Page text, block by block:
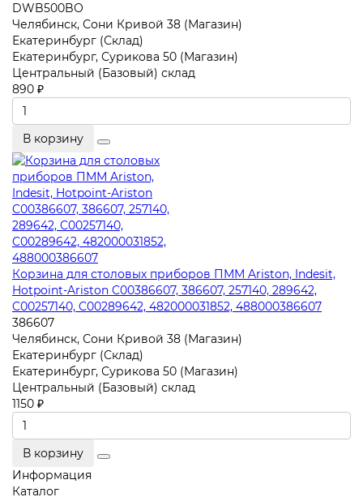
DWB500BO
Челябинск, Сони Кривой 38 (Магазин)
Екатеринбург (Склад)
Екатеринбург, Сурикова 50 (Магазин)
Центральный (Базовый) склад
890 ₽
В корзину
Корзина для столовых приборов ПММ Ariston, Indesit,
Hotpoint-Ariston C00386607, 386607, 257140, 289642,
C00257140, C00289642, 482000031852, 488000386607
386607
Челябинск, Сони Кривой 38 (Магазин)
Екатеринбург (Склад)
Екатеринбург, Сурикова 50 (Магазин)
Центральный (Базовый) склад
1150 ₽
В корзину
Информация
Каталог